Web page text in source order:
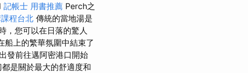
記帳士 用書推薦 Perch之
程台北 傳統的當地湯是
，您可以在日落的驚人
船上的繁華氛圍中結束了
發前往邁阿密港口開始
是關於最大的舒適度和